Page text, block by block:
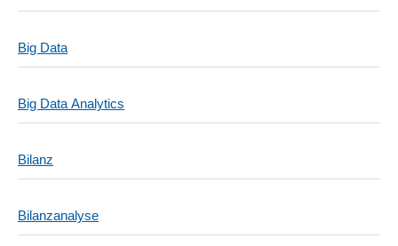
Big Data
Big Data Analytics
Bilanz
Bilanzanalyse